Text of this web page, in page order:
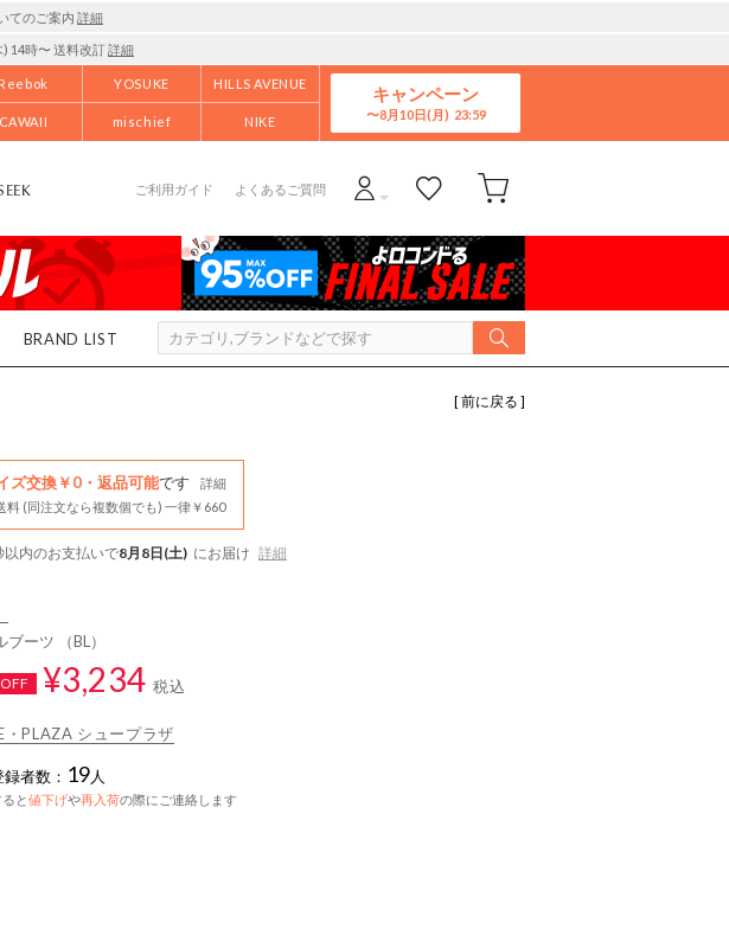
てのご案内 詳細
) 14時〜 送料改訂詳細
Reebok YOSUKE HILLS AVENUE
CAWAII mischief NIKE
キャンペーン
8月10日(月)
ご利用ガイド よくあるご質問
BRAND LIST
[ 前に戻る ]
ズ交換￥0・返品可能です
詳細
料 (同注文なら複数個でも) 一律￥660
以内のお支払いで8月8日(土) にお届け 詳細
ーツ （BL）
¥3,234 税込
・PLAZA シュープラザ
者数： 19人
と値下げや再入荷の際にご連絡します